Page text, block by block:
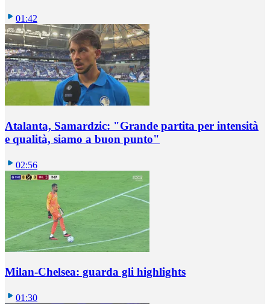
01:42
Atalanta, Samardzic: "Grande partita per intensità
e qualità, siamo a buon punto"
02:56
Milan-Chelsea: guarda gli highlights
01:30